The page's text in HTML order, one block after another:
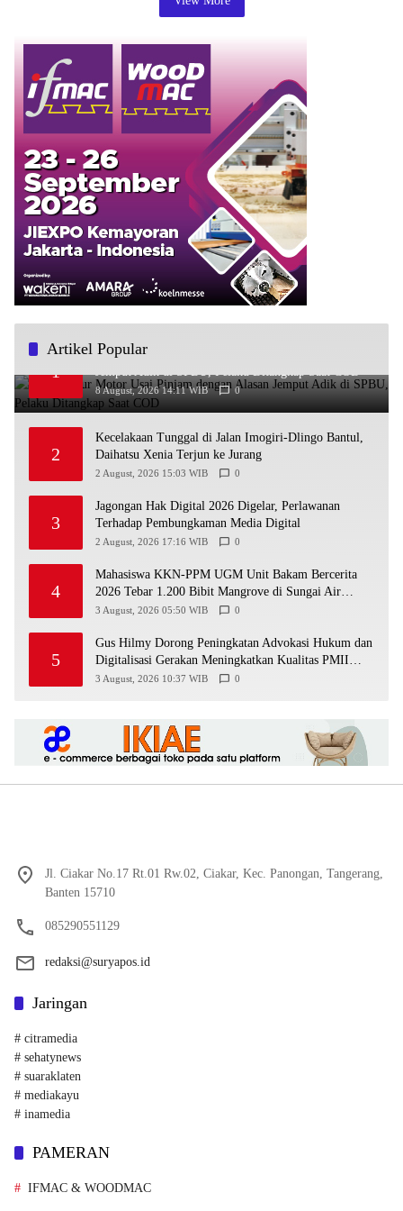
Artikel Popular
1
Bawa Kabur Motor Usai Pinjam dengan Alasan
Jemput Adik di SPBU, Pelaku Ditangkap Saat COD
8 August, 2026 14:11 WIB 0
2
Kecelakaan Tunggal di Jalan Imogiri-Dlingo Bantul,
Daihatsu Xenia Terjun ke Jurang
2 August, 2026 15:03 WIB 0
3
Jagongan Hak Digital 2026 Digelar, Perlawanan
Terhadap Pembungkaman Media Digital
2 August, 2026 17:16 WIB 0
4
Mahasiswa KKN-PPM UGM Unit Bakam Bercerita
2026 Tebar 1.200 Bibit Mangrove di Sungai Air
Layang
3 August, 2026 05:50 WIB 0
5
Gus Hilmy Dorong Peningkatan Advokasi Hukum dan
Digitalisasi Gerakan Meningkatkan Kualitas PMII
DIY
3 August, 2026 10:37 WIB 0
Jl. Ciakar No.17 Rt.01 Rw.02, Ciakar, Kec. Panongan, Tangerang,
Banten 15710
085290551129
redaksi@suryapos.id
Jaringan
# citramedia
# sehatynews
# suaraklaten
# mediakayu
# inamedia
PAMERAN
IFMAC & WOODMAC